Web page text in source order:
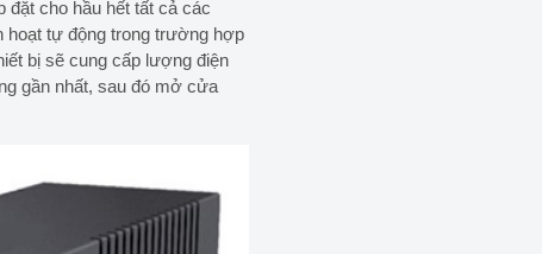
đặt cho hầu hết tất cả các
hoạt tự động trong trường hợp
bị sẽ cung cấp lượng điện
gần nhất, sau đó mở cửa